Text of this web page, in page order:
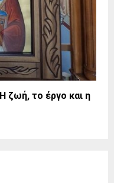
ζωή, το έργο και η